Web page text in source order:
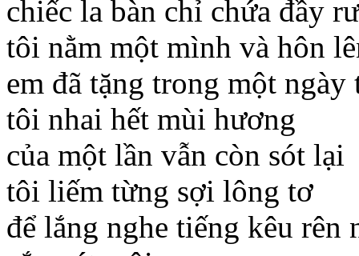
chiếc la bàn chỉ chứa đầy
tôi nằm một mình và hôn
em đã tặng trong một
tôi nhai hết mùi hương
của một lần vẫn còn sót lại
tôi liếm từng sợi lông tơ
để lắng nghe tiếng kêu